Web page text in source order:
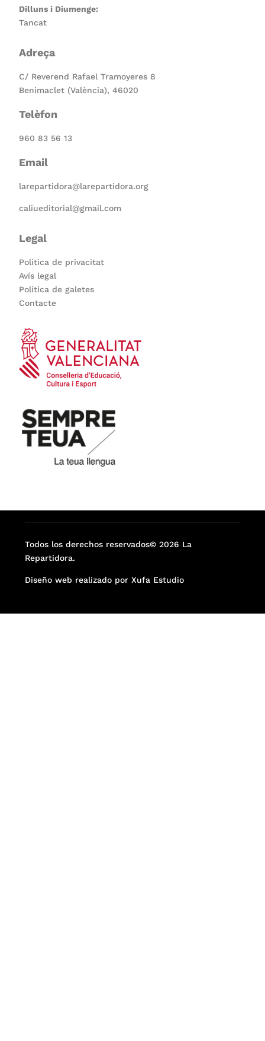
Dilluns i Diumenge:
Tancat
Adreça
C/ Reverend Rafael Tramoyeres 8
Benimaclet (València), 46020
Telèfon
960 83 56 13
Email
larepartidora@larepartidora.org
caliueditorial@gmail.com
Legal
Política de privacitat
Avís legal
Política de galetes
Contacte
Todos los derechos reservados© 2026 La
Repartidora.
Diseño web realizado por Xufa Estudio